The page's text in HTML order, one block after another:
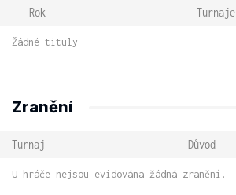
Rok Turnaje
Žádné tituly
Zranění
Turnaj Důvod
U hráče nejsou evidována žádná zranění.